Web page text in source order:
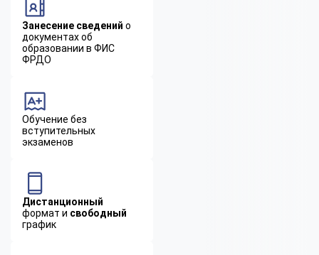
Занесение сведений о
документах об
образовании в ФИС
ФРДО
Обучение без
вступительных
экзаменов
Дистанционный
формат и свободный
график